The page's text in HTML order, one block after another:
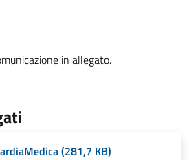
in allegato.
(281,7 KB)